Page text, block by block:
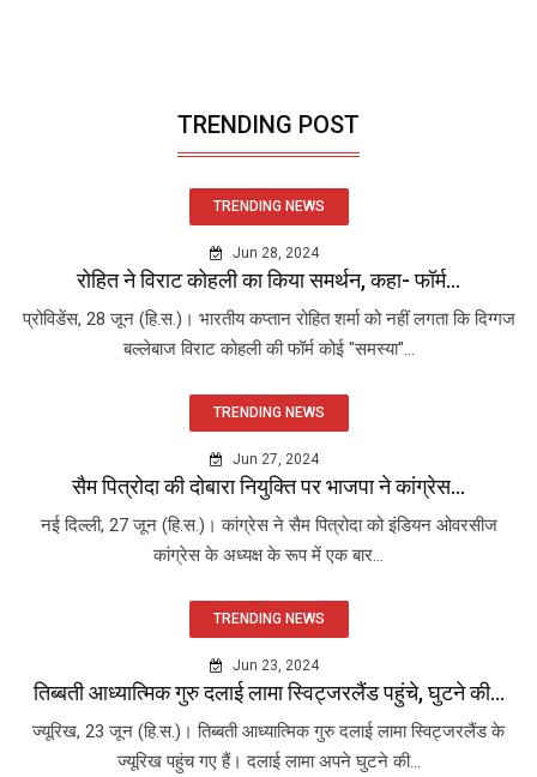
TRENDING POST
TRENDING NEWS
Jun 28, 2024
रोहित ने विराट कोहली का किया समर्थन, कहा- फॉर्म...
प्रोविडेंस, 28 जून (हि.स.)। भारतीय कप्तान रोहित शर्मा को नहीं लगता कि दिग्गज
बल्लेबाज विराट कोहली की फॉर्म कोई "समस्या"...
TRENDING NEWS
Jun 27, 2024
सैम पित्रोदा की दोबारा नियुक्ति पर भाजपा ने कांग्रेस...
नई दिल्ली, 27 जून (हि.स.)। कांग्रेस ने सैम पित्रोदा को इंडियन ओवरसीज
कांग्रेस के अध्यक्ष के रूप में एक बार...
TRENDING NEWS
Jun 23, 2024
तिब्बती आध्यात्मिक गुरु दलाई लामा स्विट्जरलैंड पहुंचे, घुटने की...
ज्यूरिख, 23 जून (हि.स.)। तिब्बती आध्यात्मिक गुरु दलाई लामा स्विट्जरलैंड के
ज्यूरिख पहुंच गए हैं। दलाई लामा अपने घुटने की...